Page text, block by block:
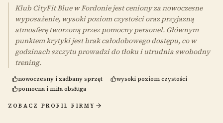
Klub CityFit Blue w Fordonie jest ceniony za nowoczesne
wyposażenie, wysoki poziom czystości oraz przyjazną
atmosferę tworzoną przez pomocny personel. Głównym
punktem krytyki jest brak całodobowego dostępu, co w
godzinach szczytu prowadzi do tłoku i utrudnia swobodny
trening.
nowoczesny i zadbany sprzęt
wysoki poziom czystości
pomocna i miła obsługa
ZOBACZ PROFIL FIRMY